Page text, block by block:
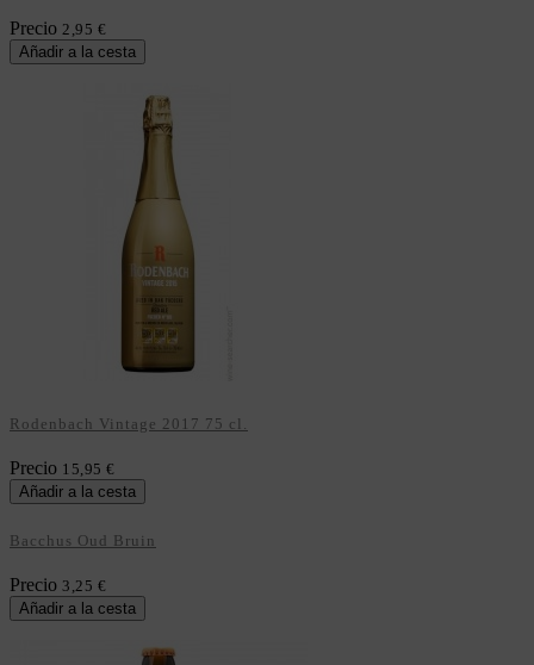
Precio 2,95 €
Añadir a la cesta
Rodenbach Vintage 2017 75 cl.
Precio 15,95 €
Añadir a la cesta
Bacchus Oud Bruin
Precio 3,25 €
Añadir a la cesta